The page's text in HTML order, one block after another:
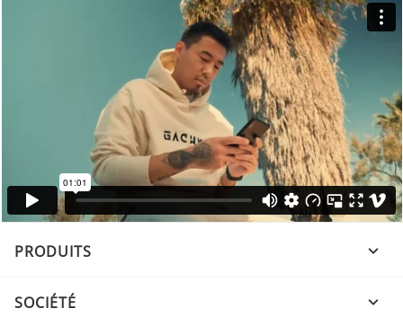
PRODUITS 
SOCIÉTÉ 